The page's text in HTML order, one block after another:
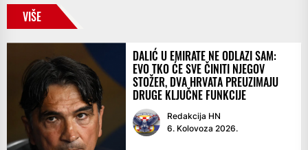
VIŠE
DALIĆ U EMIRATE NE ODLAZI SAM:
EVO TKO ĆE SVE ČINITI NJEGOV
STOŽER, DVA HRVATA PREUZIMAJU
DRUGE KLJUČNE FUNKCIJE
Redakcija HN
6. Kolovoza 2026.